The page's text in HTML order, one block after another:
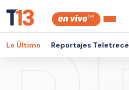
Lo Último Reportajes Teletrece